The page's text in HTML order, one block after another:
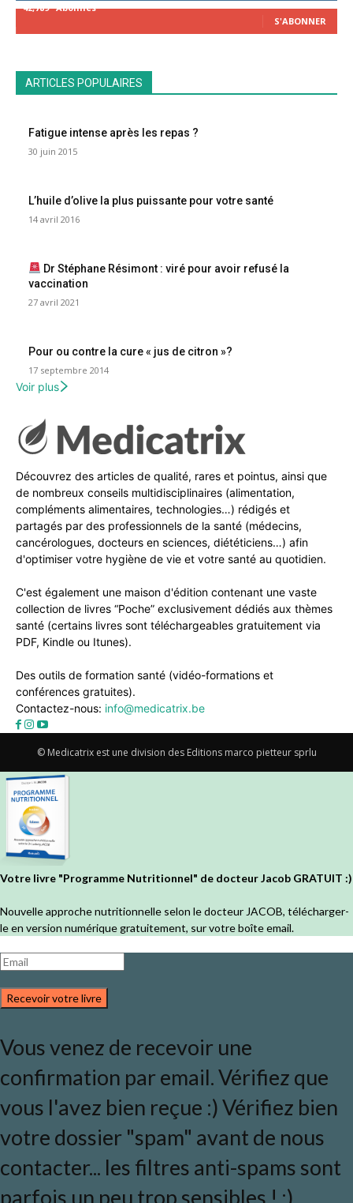
42,789 Abonnés
S'ABONNER
ARTICLES POPULAIRES
Fatigue intense après les repas ?
30 juin 2015
L’huile d’olive la plus puissante pour votre santé
14 avril 2016
Dr Stéphane Résimont : viré pour avoir refusé la
vaccination
27 avril 2021
Pour ou contre la cure « jus de citron »?
17 septembre 2014
Voir plus
Découvrez des articles de qualité, rares et pointus, ainsi que
de nombreux conseils multidisciplinaires (alimentation,
compléments alimentaires, technologies…) rédigés et
partagés par des professionnels de la santé (médecins,
cancérologues, docteurs en sciences, diététiciens…) afin
d'optimiser votre hygiène de vie et votre santé au quotidien.
C'est également une maison d'édition contenant une vaste
collection de livres “Poche” exclusivement dédiés aux thèmes
santé (certains livres sont téléchargeables gratuitement via
PDF, Kindle ou Itunes).
Des outils de formation santé (vidéo-formations et
conférences gratuites).
Contactez-nous: info@medicatrix.be
© Medicatrix est une division des Editions marco pietteur sprlu
Votre livre "Programme Nutritionnel" de docteur Jacob GRATUIT :)
Nouvelle approche nutritionnelle selon le docteur JACOB, télécharger-
le en version numérique gratuitement, sur votre boîte email.
Recevoir votre livre
Vous venez de recevoir une
confirmation par email. Vérifiez que
vous l'avez bien reçue :) Vérifiez bien
votre dossier "spam" avant de nous
contacter... les filtres anti-spams sont
parfois un peu trop sensibles ! ;)